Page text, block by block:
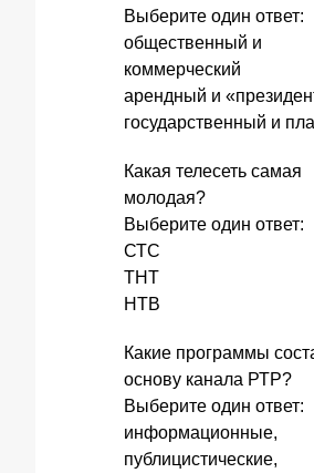
Выберите один ответ:
общественный и
коммерческий
арендный и
государственный и
Какая телесеть самая
молодая?
Выберите один ответ:
СТС
ТНТ
НТВ
Какие программы
основу канала РТР?
Выберите один ответ:
информационные,
публицистические,